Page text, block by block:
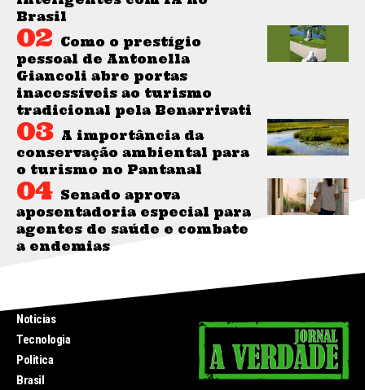
Brasil
Como o prestígio
pessoal de Antonella
Giancoli abre portas
inacessíveis ao turismo
tradicional pela Benarrivati
A importância da
conservação ambiental para
o turismo no Pantanal
Senado aprova
aposentadoria especial para
agentes de saúde e combate
a endemias
Noticias
Tecnologia
Politica
Brasil